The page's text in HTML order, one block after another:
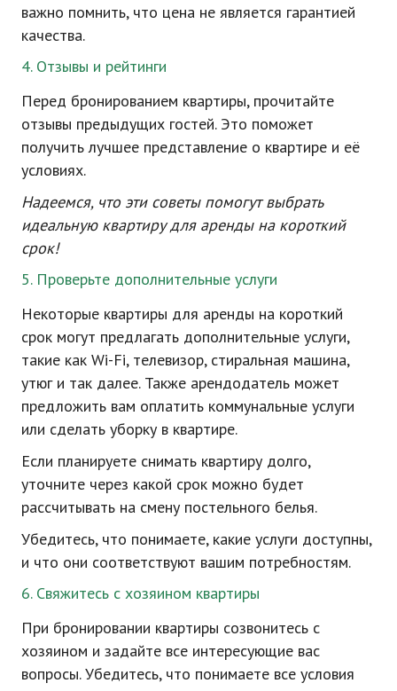
важно помнить, что цена не является гарантией
качества.
4. Отзывы и рейтинги
Перед бронированием квартиры, прочитайте
отзывы предыдущих гостей. Это поможет
получить лучшее представление о квартире и её
условиях.
Надеемся, что эти советы помогут выбрать
идеальную квартиру для аренды на короткий
срок!
5. Проверьте дополнительные услуги
Некоторые квартиры для аренды на короткий
срок могут предлагать дополнительные услуги,
такие как Wi-Fi, телевизор, стиральная машина,
утюг и так далее. Также арендодатель может
предложить вам оплатить коммунальные услуги
или сделать уборку в квартире.
Если планируете снимать квартиру долго,
уточните через какой срок можно будет
рассчитывать на смену постельного белья.
Убедитесь, что понимаете, какие услуги доступны,
и что они соответствуют вашим потребностям.
6. Свяжитесь с хозяином квартиры
При бронировании квартиры созвонитесь с
хозяином и задайте все интересующие вас
вопросы. Убедитесь, что понимаете все условия